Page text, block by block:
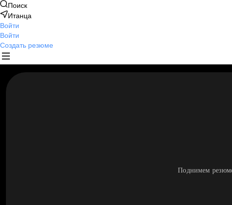
Поиск
Итанца
Войти
Войти
Создать резюме
Поднимем